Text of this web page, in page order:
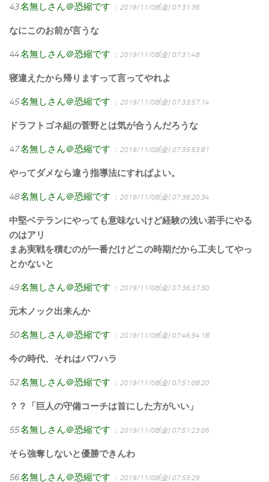
43名無しさん＠恐縮です ：2019/11/08(金) 07:31:36
なにこのお前が言うな
44名無しさん＠恐縮です ：2019/11/08(金) 07:31:48
寝違えたから帰りますって言ってやれよ
45名無しさん＠恐縮です ：2019/11/08(金) 07:33:57.14
ドラフトゴネ組の菅野とは気が合うんだろうな
47名無しさん＠恐縮です ：2019/11/08(金) 07:35:53.81
やってダメなら違う指導法にすればよい。
48名無しさん＠恐縮です ：2019/11/08(金) 07:36:20.34
中堅ベテランにやっても意味ないけど経験の浅い若手にやる
のはアリ
まあ実戦を積むのが一番だけどこの時期だから工夫してやっ
とかないと
49名無しさん＠恐縮です ：2019/11/08(金) 07:36:37.50
元木ノック出来んか
50名無しさん＠恐縮です ：2019/11/08(金) 07:46:54.18
今の時代、それはパワハラ
52名無しさん＠恐縮です ：2019/11/08(金) 07:51:08.20
？？「巨人の守備コーチは首にした方がいい」
55名無しさん＠恐縮です ：2019/11/08(金) 07:51:23.06
そら強奪しないと優勝できんわ
56名無しさん＠恐縮です ：2019/11/08(金) 07:53:29